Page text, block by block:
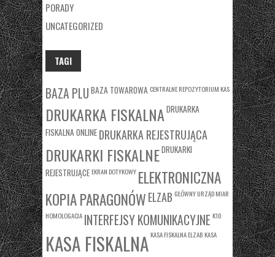
PORADY
UNCATEGORIZED
TAGI
BAZA PLU BAZA TOWAROWA CENTRALNE REPOZYTORIUM KAS
DRUKARKA FISKALNA DRUKARKA
FISKALNA ONLINE DRUKARKA REJESTRUJĄCA
DRUKARKI FISKALNEDRUKARKI
REJESTRUJĄCE EKRAN DOTYKOWY ELEKTRONICZNA
KOPIA PARAGONÓWELZAB GŁÓWNY URZĄD MIAR
HOMOLOGACJA INTERFEJSY KOMUNIKACYJNE K10
KASA FISKALNA KASA FISKALNA ELZAB KASA